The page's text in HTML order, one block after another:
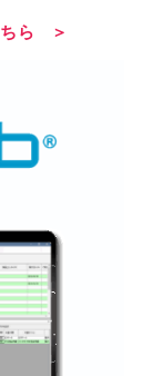
ちら ＞